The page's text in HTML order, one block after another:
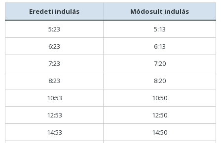
Eredeti indulás
Módosult indulás
5:23
5:13
6:23
6:13
7:23
7:20
8:23
8:20
10:53
10:50
12:53
12:50
14:53
14:50